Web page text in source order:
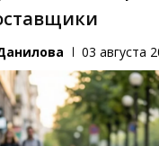
03 августа